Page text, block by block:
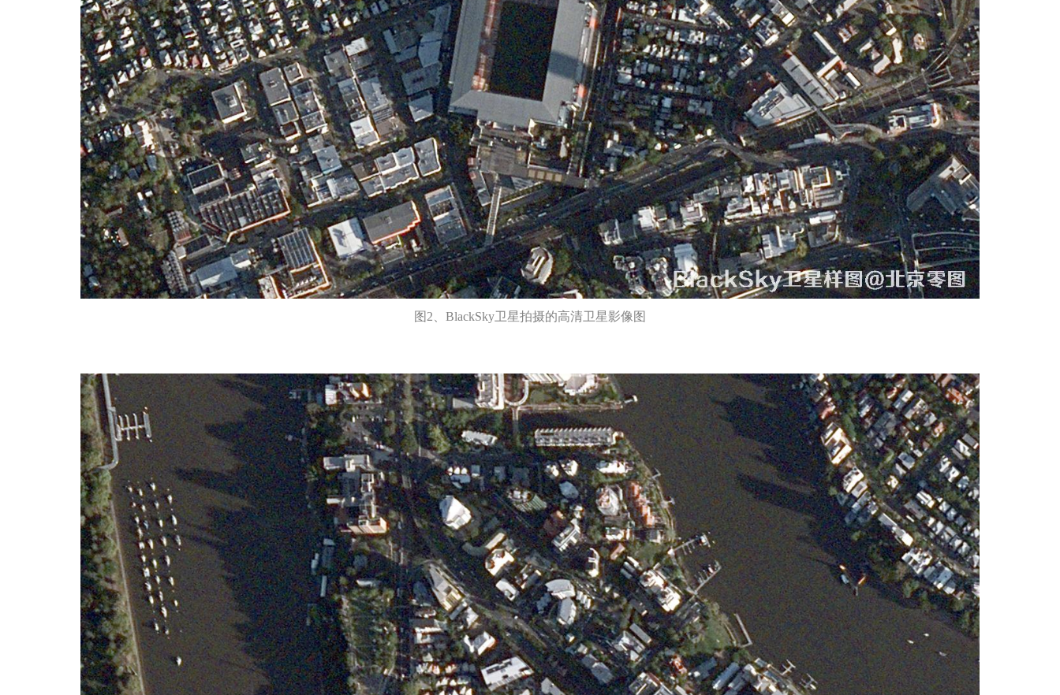
图2、BlackSky卫星拍摄的高清卫星影像图